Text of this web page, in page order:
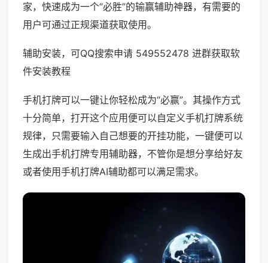
家，快速成为一个“必胜”的输赢辅助神器，有需要的
用户可通过正规渠道获取使用。
辅助安装，可QQ搜索申请 549552478 进群获取软
件安装教程
手机打牌可以一键让你轻松成为“必赢”。其操作方式
十分简单，打开这个应用便可以自定义手机打牌系统
规律，只需要输入自己想要的开挂功能，一键便可以
生成出手机打牌专用辅助器，不管你是想分享给好友
或者使用手机打牌AI辅助都可以满足需求。